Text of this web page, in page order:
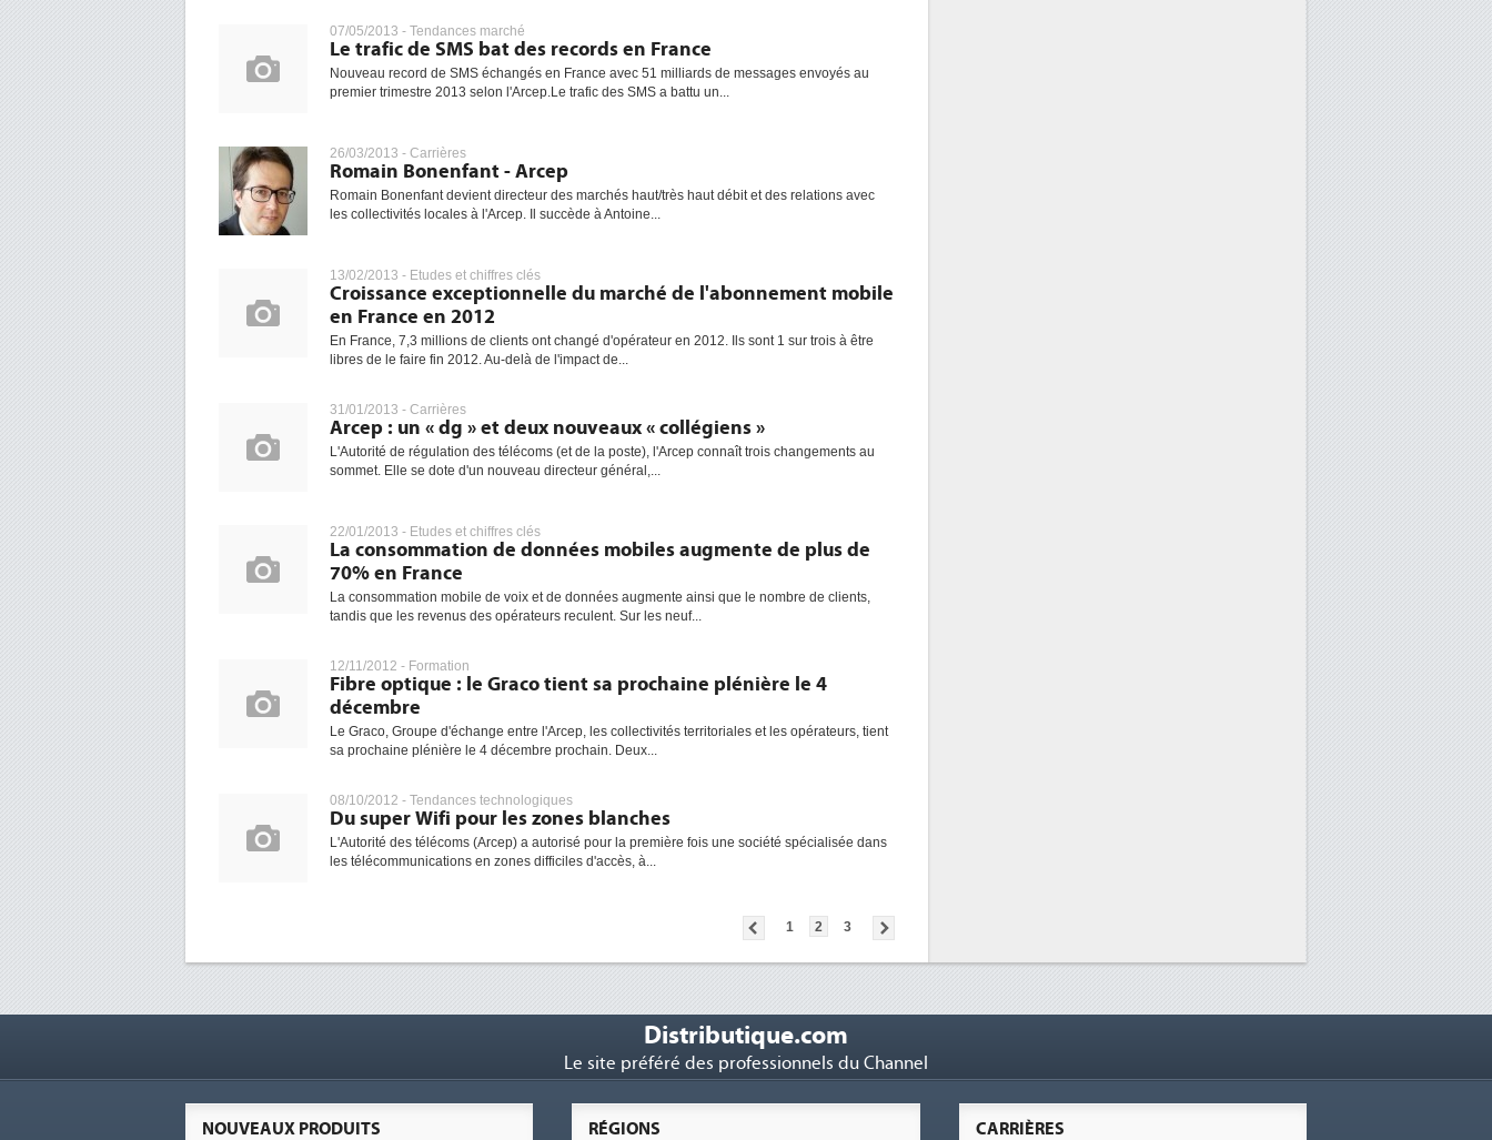
07/05/2013 - Tendances marché
Le trafic de SMS bat des records en France
Nouveau record de SMS échangés en France avec 51 milliards de messages envoyés au
premier trimestre 2013 selon l'Arcep.Le trafic des SMS a battu un...
26/03/2013 - Carrières
Romain Bonenfant - Arcep
Romain Bonenfant devient directeur des marchés haut/très haut débit et des relations avec
les collectivités locales à l'Arcep. Il succède à Antoine...
13/02/2013 - Etudes et chiffres clés
Croissance exceptionnelle du marché de l'abonnement mobile
en France en 2012
En France, 7,3 millions de clients ont changé d'opérateur en 2012. Ils sont 1 sur trois à être
libres de le faire fin 2012. Au-delà de l'impact de...
31/01/2013 - Carrières
Arcep : un « dg » et deux nouveaux « collégiens »
L'Autorité de régulation des télécoms (et de la poste), l'Arcep connaît trois changements au
sommet. Elle se dote d'un nouveau directeur général,...
22/01/2013 - Etudes et chiffres clés
La consommation de données mobiles augmente de plus de
70% en France
La consommation mobile de voix et de données augmente ainsi que le nombre de clients,
tandis que les revenus des opérateurs reculent. Sur les neuf...
12/11/2012 - Formation
Fibre optique : le Graco tient sa prochaine plénière le 4
décembre
Le Graco, Groupe d'échange entre l'Arcep, les collectivités territoriales et les opérateurs, tient
sa prochaine plénière le 4 décembre prochain. Deux...
08/10/2012 - Tendances technologiques
Du super Wifi pour les zones blanches
L'Autorité des télécoms (Arcep) a autorisé pour la première fois une société spécialisée dans
les télécommunications en zones difficiles d'accès, à...
1 2 3
Distributique.com
Le site préféré des professionnels du Channel
CARRIÈRES
NOUVEAUX PRODUITS RÉGIONS